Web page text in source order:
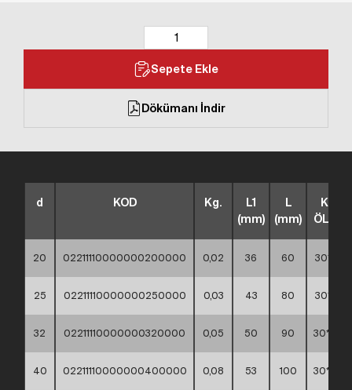
Sepete Ekle
Dökümanı İndir
d KOD Kg.
L1
(mm)
L
(mm)
KUTU
20 02211110000000200000 0,02 36 60
25 02211110000000250000 0,03 43 80
32 02211110000000320000 0,05 50 90
40 02211110000000400000 0,08 53 100